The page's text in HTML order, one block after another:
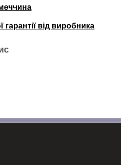
гарантії від виробника